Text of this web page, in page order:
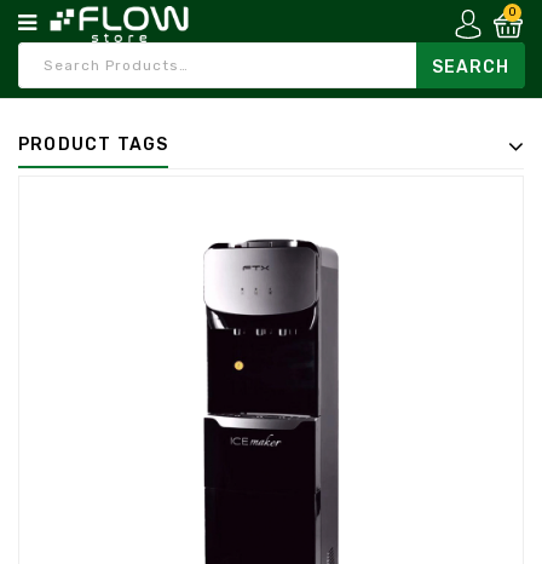
0
PRODUCT TAGS